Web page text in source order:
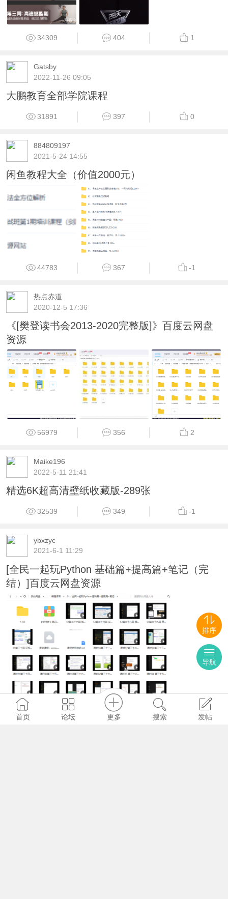
34309 404 1
Gatsby
2022-11-26 09:05
大鹏教育全部学院课程
31891 397 0
884809197
2021-5-24 14:55
闲鱼教程大全（价值2000元）
44783 367 -1
热点赤道
2020-12-5 17:36
《[樊登读书会2013-2020完整版]》百度云网盘
资源
56979 356 2
Maike196
2022-5-11 21:41
精选6K超高清壁纸收藏版-289张
32539 349 -1
ybxzyc
2021-6-1 11:29
[全民一起玩Python 基础篇+提高篇+笔记（完
结）]百度云网盘资源
320
首页 论坛 更多 搜索 发帖
排序
导航